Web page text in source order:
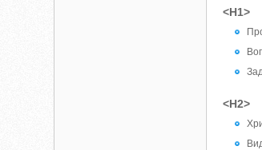
<H1>
<H2>